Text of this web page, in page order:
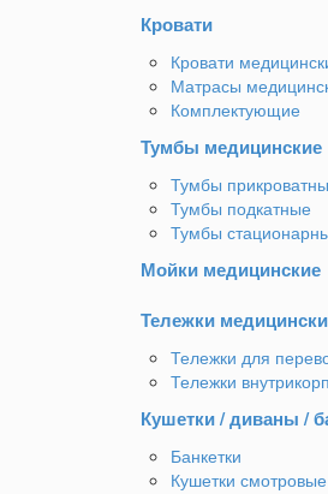
Кровати
Кровати
Матрасы
Комплектующие
Тумбы медицинские
Тумбы
Тумбы подкатные
Тумбы
Мойки медицинские
Тележки
Тележки для
Тележки
Кушетки / диваны /
Банкетки
Кушетки смотровые